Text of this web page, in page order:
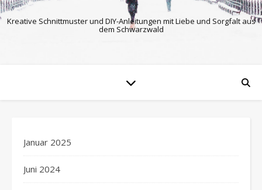
Kreative Schnittmuster und DIY-Anleitungen mit Liebe und Sorgfalt aus
dem Schwarzwald
Januar 2025
Juni 2024